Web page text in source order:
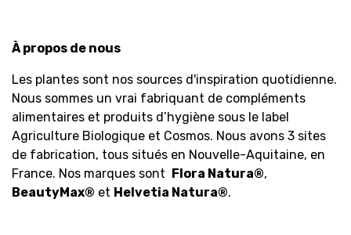
À propos de nous
Les plantes sont nos sources d'inspiration quotidienne.
Nous sommes un vrai fabriquant de compléments
alimentaires et produits d’hygiène sous le label
Agriculture Biologique et Cosmos. Nous avons 3 sites
de fabrication, tous situés en Nouvelle-Aquitaine, en
France. Nos marques sont Flora Natura®,
BeautyMax® et Helvetia Natura®.